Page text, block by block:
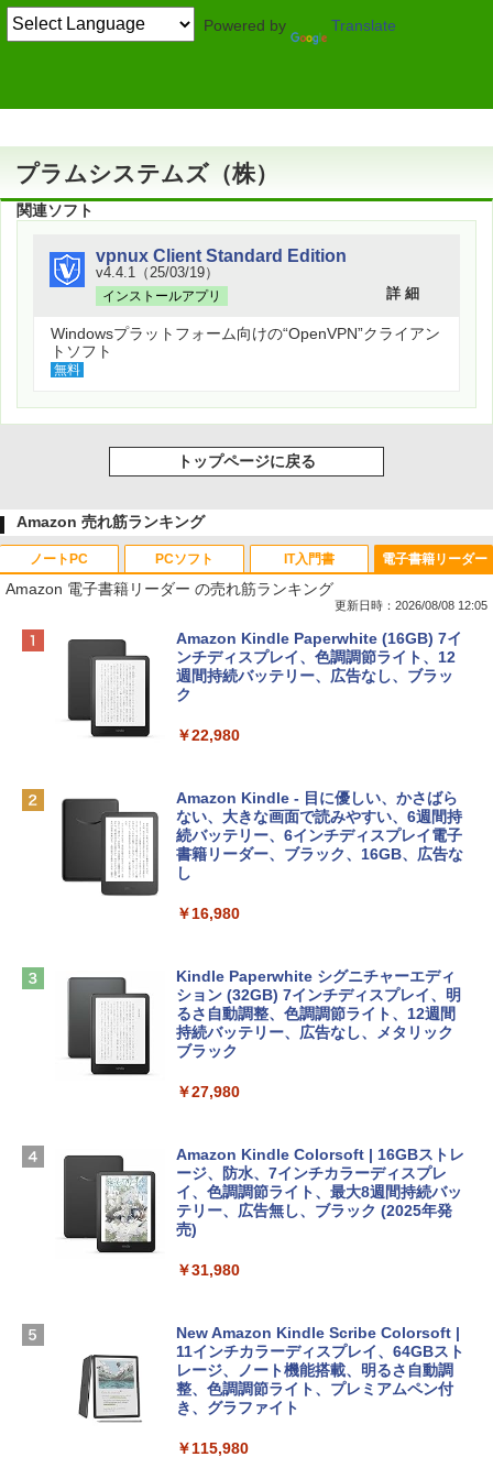
Powered by Translate
プラムシステムズ（株）
関連ソフト
vpnux Client Standard Edition
v4.4.1（25/03/19）
インストールアプリ
詳 細
Windowsプラットフォーム向けの“OpenVPN”クライアン
トソフト
無料
トップページに戻る
Amazon 売れ筋ランキング
ノートPC
Apple 2026 MacBook Neo A18 Proチッ
プ搭載13インチノートブック：AIとAppl
e Intelligenceのために設計、Liquid Ret
inaディスプレイ、8GBユニファイドメモ
eTime HDカメラ - インディゴ
tomtoc 360°保護 15.6 16インチ パソコ
ンケース Dell NEC Lavie ASUS HP dyna
book Lenovo対応
￥2,952
Apple 2026 MacBook Air M5チップ搭載
13インチノートブック：AIとApple Intell
igence、13.6インチLiquid Retinaディ
スプレイ、16GBユニファイドメモリ、1
TB SSDストレージ、12MPセンターフレ
D - シルバー
【Amazon.co.jp限定】 HP ノートパソコ
ン 15-fd 15.6インチ 16GBメモリ 512GB
SSD インテル Core 5
￥129,800
FMV ノートパソコン WE1-K3 (MS 365 P
ersonal/Copilotキー搭載/Win 11/15.6型/
Core i5/16GB/SSD 512GB/ホワイト) FM
VWK3E15W_AZ
PCソフト
Robloxギフトカード - 800 Robux 【限
定バーチャルアイテムを含む】 【オンラ
インゲームコード】 ロブロックス | オン
ラインコード版
￥1,300
Robloxギフトカード - 1000 Robux 【限
定バーチャルアイテムを含む】 【オンラ
インゲームコード】 ロブロックス |オン
ラインコード版
4(最新 永続版)|オンラインコード版|Wind
ows11、10/mac対応|PC2台
￥39,582
Robloxギフトカード - 2,000 Robux 【限
ラインコード版
￥3,200
ト): Java & Bedrock Edition | オンライ
￥3,600
IT入門書
生成AIパスポート公式テキスト 第４版
￥1,766
出す プロンプトの言葉 AI画像生成シリー
ズ (はぴーイラストLabo)
￥480
ClaudeCode いちばんやさしい 教科書:
にもKindle出版にも！ 非エンジニアのた
めのAIコーディング入門シリーズ
￥99
1冊ですべて身につくHTML & CSSとWe
￥1,292
FM TOWNS ハイパー・カタログ: 本体ハ
ェクトリストと最新エミュレータ紹介
電子書籍リーダー
Amazon 電子書籍リーダー の売れ筋ランキング
更新日時：2026/08/08 12:05
Amazon Kindle Paperwhite (16GB) 7イ
ンチディスプレイ、色調調節ライト、12
週間持続バッテリー、広告なし、ブラッ
ク
￥22,980
Amazon Kindle - 目に優しい、かさばら
ない、大きな画面で読みやすい、6週間持
続バッテリー、6インチディスプレイ電子
書籍リーダー、ブラック、16GB、広告な
し
￥16,980
Kindle Paperwhite シグニチャーエディ
ション (32GB) 7インチディスプレイ、明
るさ自動調整、色調調節ライト、12週間
持続バッテリー、広告なし、メタリック
ブラック
￥27,980
Amazon Kindle Colorsoft | 16GBストレ
ージ、防水、7インチカラーディスプレ
イ、色調調節ライト、最大8週間持続バッ
テリー、広告無し、ブラック (2025年発
売)
￥31,980
New Amazon Kindle Scribe Colorsoft |
11インチカラーディスプレイ、64GBスト
レージ、ノート機能搭載、明るさ自動調
整、色調調節ライト、プレミアムペン付
き、グラファイト
￥115,980